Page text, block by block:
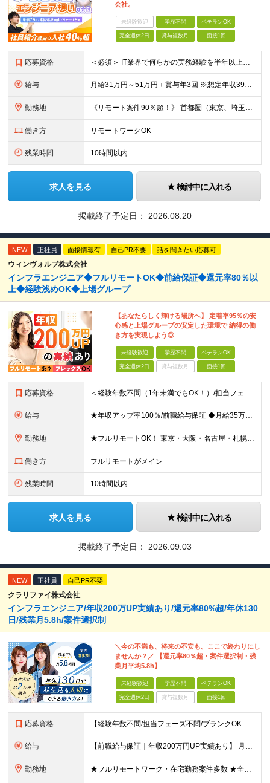
会社。
未経験歓迎 学歴不問 ベテランOK
完全週休2日 賞与複数月 面接1回
応募資格 ＜必須＞ IT業界で何らかの実務経験を半年以上お持ちの方（使用言語不問） ＜こんなご希望があれば、ぜひ当社にご相談ください＞ ◎ スキルや成果にしっかり見合った給与を受け取りたい ◎ 残業を
給与 月給31万円～51万円＋賞与年3回 ※想定年収394万円～1,032万円 ★年間300万円の賞与実績あり ★平均昇給額3万円 ★エンジニアへの還元率75％（実質78.9%） ※経験・能力を考慮し
勤務地 《リモート案件90％超！》 首都圏（東京、埼玉、千葉、神奈川）、大阪、名古屋、福岡のプロジェクト先やリモートでの勤務となります。 ※面接から入社まで全てオンラインで完結できます！ ※帰社日自
働き方 リモートワークOK
残業時間 10時間以内
求人を見る 検討中に入れる
掲載終了予定日： 2026.08.20
NEW 正社員 面接情報有 自己PR不要 話を聞きたい応募可
ウィンヴォルブ株式会社
インフラエンジニア◆フルリモートOK◆前給保証◆還元率80％以
上◆経験浅めOK◆上場グループ
【あなたらしく輝ける場所へ】 定着率95％の安
心感と上場グループの安定した環境で 納得の働
き方を実現しよう◎
未経験歓迎 学歴不問 ベテランOK
完全週休2日 賞与複数月 面接1回
応募資格 ＜経験年数不問（1年未満でもOK！）/担当フェーズ不問/ブランクOK＞ ◆開発またはインフラに携わった経験がある方（業界・経験年数不問） ◆学歴不問 ＼＼まずは気軽にご応募ください！／／ ★研修明
給与 ★年収アップ率100％/前職給与保証 ◆月給35万円～110万円＜入社時から年収200万円UP実現多数！還元率80％以上＞ ※上記は最低保証額。経験・年齢・能力などを考慮の上、優遇いたします。 ※上
勤務地 ★フルリモートOK！ 東京・大阪・名古屋・札幌・福岡の支社及び周辺のプロジェクト先（関東・関西・東海・北海道・福岡）での勤務となります。 ※勤務地はお選びいただけます ※希望されない転勤は発生しま
働き方 フルリモートがメイン
残業時間 10時間以内
求人を見る 検討中に入れる
掲載終了予定日： 2026.09.03
NEW 正社員 自己PR不要
クラリファイ株式会社
インフラエンジニア/年収200万UP実績あり/還元率80%超/年休130
日/残業月5.8h/案件選択制
＼今の不満も、将来の不安も。ここで終わりにし
ませんか？／ 【還元率80％超・案件選択制・残
業月平均5.8h】
未経験歓迎 学歴不問 ベテランOK
完全週休2日 賞与複数月 面接1回
応募資格 【経験年数不問/担当フェーズ不問/ブランクOK】 ◆何らかのインフラ経験がある方（（3ヶ月以上でOK！） ◎業種未経験歓迎！ ◎学歴不問 ◎20代～50代まで幅広く活躍中！ ◎人柄重視の採用です♪
給与 【前職給与保証｜年収200万円UP実績あり】 月給35万円～103万円 ＜年収アップ事例＞ エンジニア：入社1年目 経験3年 月給46万円（諸手当含めず）※前職から月給16万円アップ エンジニア
勤務地 ★フルリモートワーク・在宅勤務案件多数 ★全国各地にプロジェクトあり ★希望を考慮・転居を伴う転勤は無し・在宅ワークOK ★東京・大阪に加えて、2023年1月に札幌・名古屋・福岡OPEN！ 【本社